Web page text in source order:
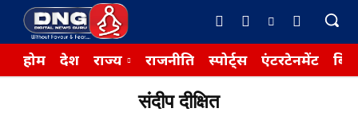
होम देश राज्य राजनीति स्पोर्ट्स एंटरटेनमेंट
संदीप दीक्षित